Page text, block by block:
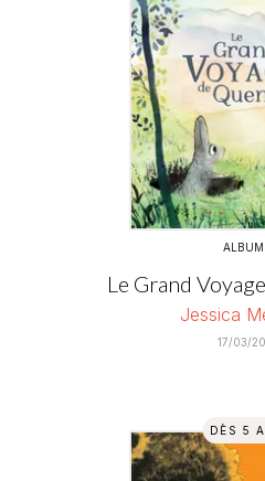
Le Grand
Jessica
17/03/
DÈS 5